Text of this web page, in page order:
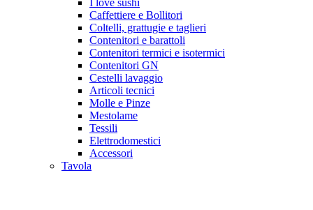
Caffettiere e Bollitori
Coltelli, grattugie e taglieri
Contenitori e barattoli
Contenitori termici e isotermici
Contenitori GN
Cestelli lavaggio
Articoli tecnici
Molle e Pinze
Mestolame
Tessili
Elettrodomestici
Accessori
Tavola